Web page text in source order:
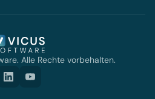
Alle Rechte vorbehalten.